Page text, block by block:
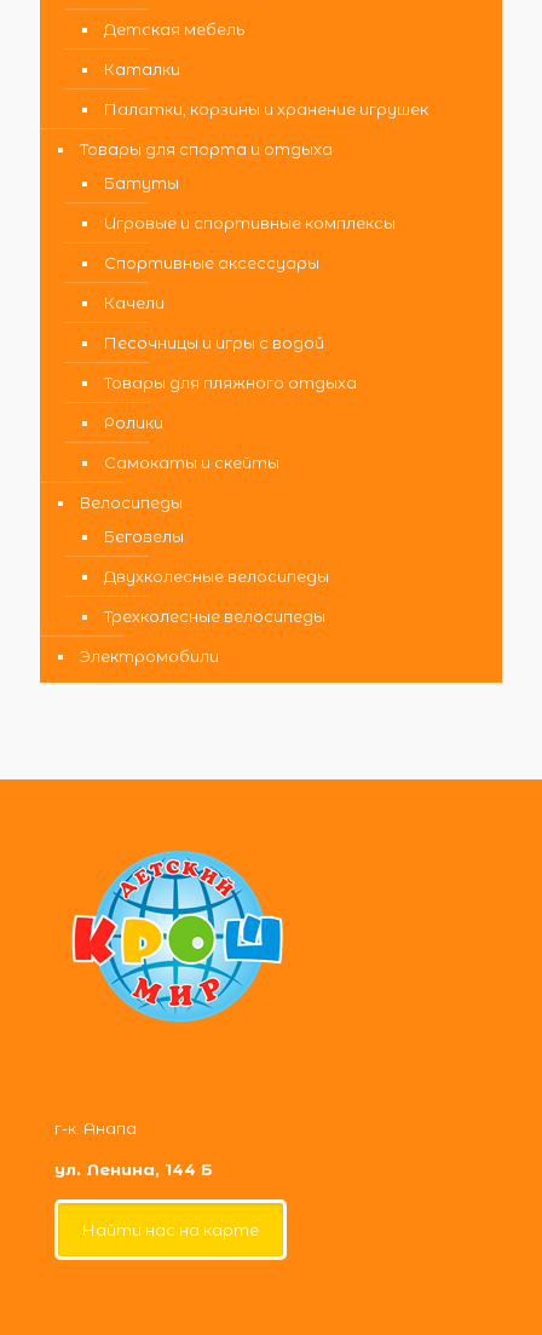
Детская мебель
Каталки
Палатки, корзины и хранение игрушек
Товары для спорта и отдыха
Батуты
Игровые и спортивные комплексы
Спортивные аксессуары
Качели
Песочницы и игры с водой
Товары для пляжного отдыха
Ролики
Самокаты и скейты
Велосипеды
Беговелы
Двухколесные велосипеды
Трехколесные велосипеды
Электромобили
г-к. Анапа
ул. Ленина, 144 Б
Найти нас на карте